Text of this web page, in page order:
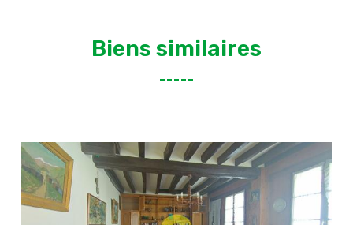
Biens similaires